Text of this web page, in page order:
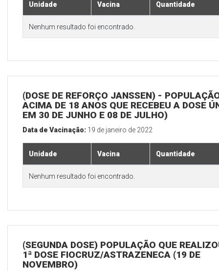
Unidade Vacina Quantidade
Nenhum resultado foi encontrado.
(DOSE DE REFORÇO JANSSEN) -
ACIMA DE 18 ANOS QUE RECEBEU A DOSE
EM 30 DE JUNHO E 08 DE JULHO)
Data de Vacinação: 19 de janeiro de 2022
Unidade Vacina Quantidade
Nenhum resultado foi encontrado.
(SEGUNDA DOSE) POPULAÇÃO QUE
1ª DOSE FIOCRUZ/ASTRAZENECA (19 DE
NOVEMBRO)